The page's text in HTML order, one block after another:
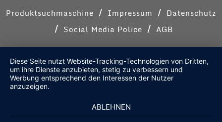
Produktsuchmaschine / Impressum / Datenschutz
/ Social Media Police / AGB
Diese Seite nutzt Website-Tracking-Technologien von Dritten,
um ihre Dienste anzubieten, stetig zu verbessern und
Werbung entsprechend den Interessen der Nutzer
anzuzeigen.
ABLEHNEN